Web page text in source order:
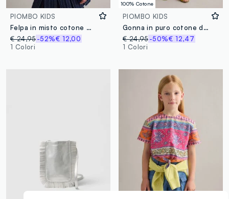
PIOMBO KIDS
Felpa in misto cotone multicolor da bambina regular fit con motivo Tie-dye
€ 24,95-52%€ 12,00
1 Colori
100% Cotone
PIOMBO KIDS
Gonna in puro cotone denim blu da bambina regular fit
€ 24,95 -50%€ 12,47
1 Colori